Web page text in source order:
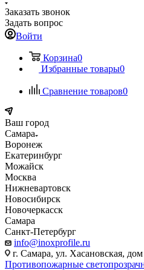
Заказать звонок
Задать вопрос
Войти
Корзина0
Избранные товары0
Сравнение товаров0
Ваш город
Самара
Воронеж
Екатеринбург
Можайск
Москва
Нижневартовск
Новосибирск
Новочеркасск
Самара
Санкт-Петербург
info@inoxprofile.ru
г. Самара, ул. Хасановская,
Противопожарные